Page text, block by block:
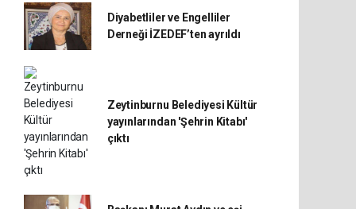
Diyabetliler ve Engelliler
Derneği İZEDEF’ten ayrıldı
Zeytinburnu Belediyesi Kültür
yayınlarından 'Şehrin Kitabı'
çıktı